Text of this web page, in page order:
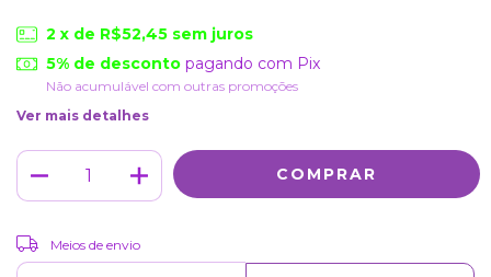
2 x de R$52,45 sem juros
5% de descontopagando com Pix
Não acumulável com outras promoções
Ver mais detalhes
Entregas para o CEP:
Meios de envio